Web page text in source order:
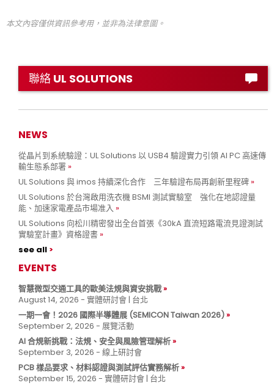
本文內容僅供資訊參考用，並非為法律意圖。
聯絡 UL SOLUTIONS
NEWS
從晶片到系統驗證：UL Solutions 以 USB4 驗證實力引領 AI PC 高速傳
輸生態系部署
UL Solutions 與 imos 持續深化合作 三年驗證布局再創新里程碑
UL Solutions 於台灣啟用洗衣機 BSMI 測試實驗室 強化在地認證量
能、加速家電產品市場准入
UL Solutions 向松川精密發出全台首張《30kA 直流短路電流見證測試
實驗室計畫》資格證書
see all
EVENTS
智慧微型交通工具的歐美法規與資安挑戰
August 14, 2026 - 實體研討會 | 台北
一期一會！2026 國際半導體展 (SEMICON Taiwan 2026)
September 2, 2026 - 展覽活動
AI 合規新挑戰：法規、安全與風險管理解析
September 3, 2026 - 線上研討會
PCB 樣品要求、材料認證與測試評估實務解析
September 15, 2026 - 實體研討會 | 台北